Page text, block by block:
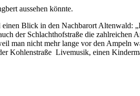
aussehen könnte.
Blick in den Nachbarort Altenwald:
der Schlachthofstraße die zahlreichen
man nicht mehr lange vor den Ampeln
Kohlenstraße Livemusik, einen